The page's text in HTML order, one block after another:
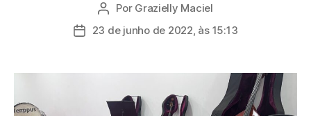
Autor
do
post
Por Grazielly Maciel
Data23 de junho de 2022, às 15:13